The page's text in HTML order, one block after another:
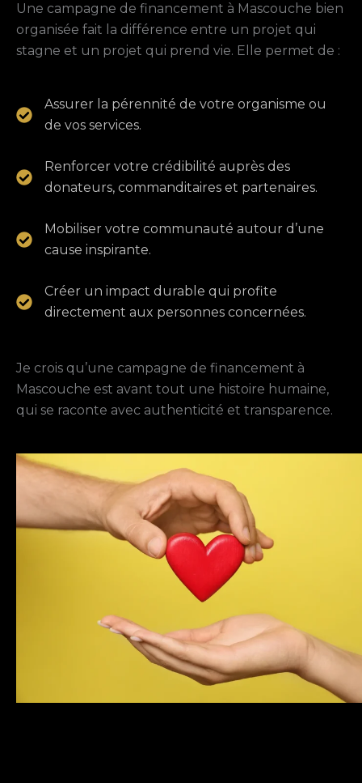
Une campagne de financement à Mascouche bien
organisée fait la différence entre un projet qui
stagne et un projet qui prend vie. Elle permet de :
Assurer la pérennité de votre organisme ou
de vos services.
Renforcer votre crédibilité auprès des
donateurs, commanditaires et partenaires.
Mobiliser votre communauté autour d’une
cause inspirante.
Créer un impact durable qui profite
directement aux personnes concernées.
Je crois qu’une campagne de financement à
Mascouche est avant tout une histoire humaine,
qui se raconte avec authenticité et transparence.